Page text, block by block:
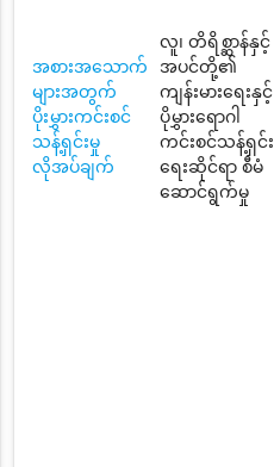
အစားအသောက်
များအတွက်
ပိုးမွှားကင်းစင်
သန့်ရှင်းမှု
လိုအပ်ချက်
လူ၊ တိရိစ္ဆာန်နှင့်
အပင်တို့၏
ကျန်းမားရေးနှင့်
ပိုမွှားရောဂါ
ကင်းစင်သန့်ရှင်း
ရေးဆိုင်ရာ စီမံ
ဆောင်ရွက်မှု